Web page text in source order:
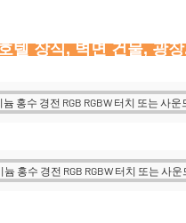
텔 장식, 벽면 건물, 광